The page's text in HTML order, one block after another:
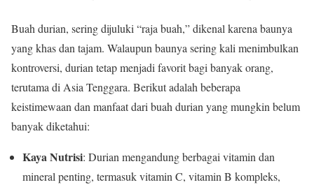
Buah durian, sering dijuluki “raja buah,” dikenal karena baunya
yang khas dan tajam. Walaupun baunya sering kali menimbulkan
kontroversi, durian tetap menjadi favorit bagi banyak orang,
terutama di Asia Tenggara. Berikut adalah beberapa
keistimewaan dan manfaat dari buah durian yang mungkin belum
banyak diketahui:
Kaya Nutrisi: Durian mengandung berbagai vitamin dan
mineral penting, termasuk vitamin C, vitamin B kompleks,